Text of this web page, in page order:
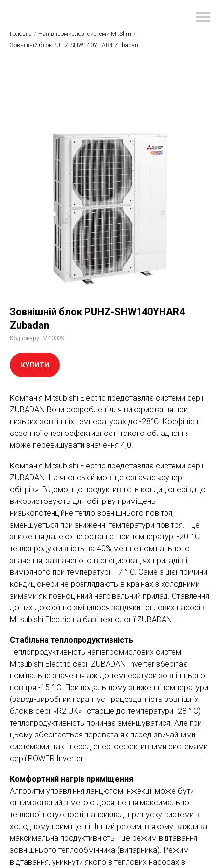
Головна / Напівпромислові системи Mr.Slim /
Зовнішній блок PUHZ-SHW140YHAR4 Zubadan
Зовнішній блок PUHZ-SHW140YHAR4
Zubadan
Код товару: M40039
КУПИТИ
Компанія Mitsubishi Electric представляє системи серії
ZUBADAN.Вони розроблені для використання при
низьких зовнішніх температурах до -28°C. Коефіцієнт
сезонної енергоефективності такого обладнання
може перевищувати значення 4,0.
Компанія Mitsubishi Electric представляє системи серії
ZUBADAN. На японській мові це означає «супер
обігрів». Відомо, що продуктивність кондиціонерів, що
використовують для обігріву приміщень
низькопотенційне тепло зовнішнього повітря,
зменшується при зниженні температури повітря. І це
зниження далеко не останнє: при температурі -20 ° С
теплопродуктивність на 40% менше номінального
значення, зазначеного в специфікаціях приладів і
виміряного при температурі + 7 ° С. Саме з цієї причини
кондиціонери не розглядають в країнах з холодними
зимами як повноцінний нагрівальний прилад. Ставлення
до них докорінно змінилося завдяки теплових насосів
Mitsubishi Electric на базі технології ZUBADAN.
Стабільна теплопродуктивність
Теплопродуктивність напівпромислових систем
Mitsubishi Electric серії ZUBADAN Inverter зберігає
номінальне значення аж до температури зовнішнього
повітря -15 ° С. При подальшому зниженні температури
(завод-виробник гарантує працездатність зовнішніх
блоків серії «R2.UK» і старше до температури -28 ° С)
теплопродуктивність починає зменшуватися. Але при
цьому зберігається перевага як перед звичайними
системами, так і перед енергоефективними системами
серії POWER Inverter.
Комфортний нагрів приміщення
Алгоритм управління ланцюгом інжекції може бути
оптимізований з метою досягнення максимальної
теплової потужності, наприклад, при пуску системи в
холодному приміщенні. Інший режим, в якому важлива
максимальна продуктивність - це режим відтавання
зовнішнього теплообмінника (випарника). Режим
відтавання, уникнути якого в теплових насосах з